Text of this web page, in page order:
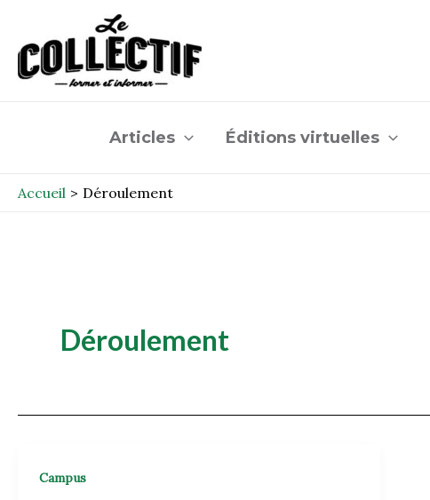
contenu
Articles Éditions virtuelles
Accueil Déroulement
Déroulement
Campus